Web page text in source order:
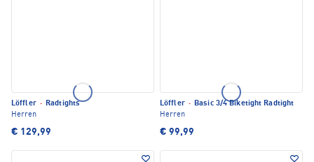
Löffler · Radtights
Herren
€ 129,99
Löffler · Basic 3/4 Biketight Radtight
Herren
€ 99,99